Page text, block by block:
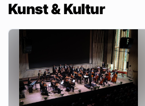
Kunst & Kultur